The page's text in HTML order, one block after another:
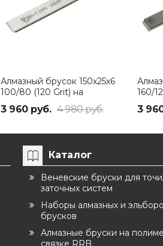
Алмазный брусок 150х25х6
100/80 (120 Grit) на
полимерной связке RRB
3 960 руб. 4 980 руб.
160/
3
Каталог
Веневские бруски для
заточных систем
Наборы алмазных и
брусков
Алмазные бруски на
связке RRB